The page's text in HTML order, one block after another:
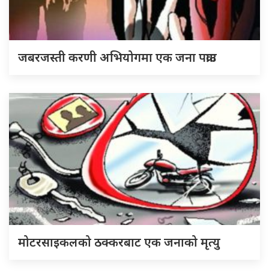
जबरजस्ती करणी अभियोगमा एक जना पक्राउ
मोटरसाइकलको ठक्करबाट एक जनाको मृत्यु